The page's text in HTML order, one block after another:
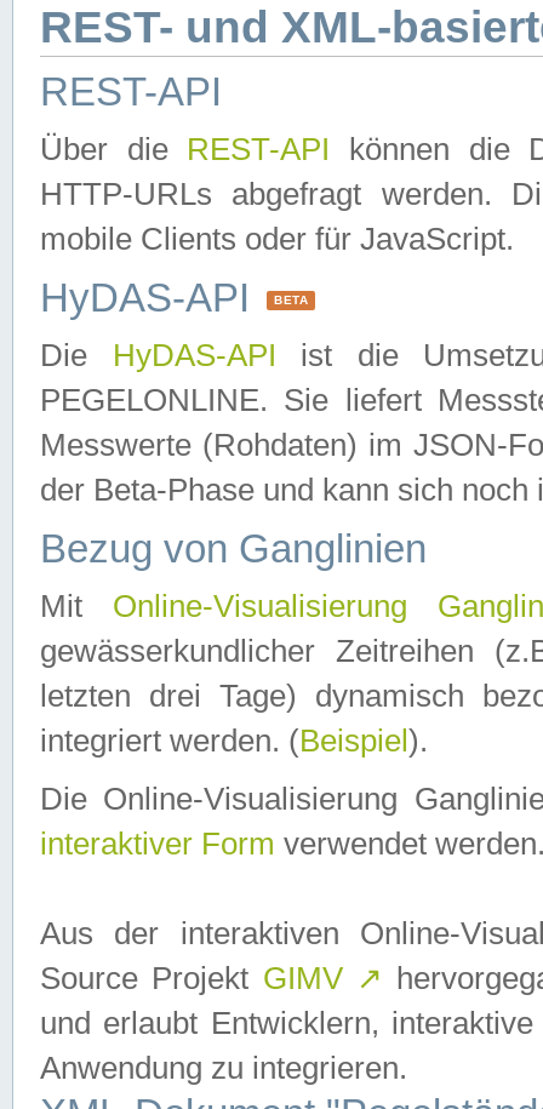
REST- und XML-
REST-API
Über die REST-API können die
HTTP-URLs abgefragt werden.
mobile Clients oder für JavaScript.
HyDAS-API BETA
Die HyDAS-API ist die
PEGELONLINE. Sie liefert
Messwerte (Rohdaten) im JSON-
der Beta-Phase und kann sich noch
Bezug von Ganglinien
Mit Online-Visualisierung
gewässerkundlicher Zeitreihen
letzten drei Tage) dynamisch
integriert werden. (Beispiel ).
Die Online-Visualisierung
interaktiver Form verwendet
Aus der interaktiven Online-
Source Projekt GIMV ↗
und erlaubt Entwicklern,
Anwendung zu integrieren.